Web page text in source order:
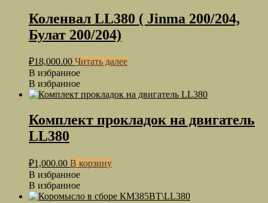
Коленвал LL380 ( Jinma 200/204,
Булат 200/204)
₽18,000.00 Читать далее
В избранное
В избранное
Комплект прокладок на двигатель
LL380
₽1,000.00 В корзину
В избранное
В избранное